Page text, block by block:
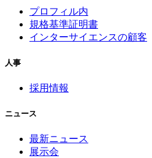
プロフィル内
規格基準証明書
インターサイエンスの顧客
人事
採用情報
ニュース
最新ニュース
展示会